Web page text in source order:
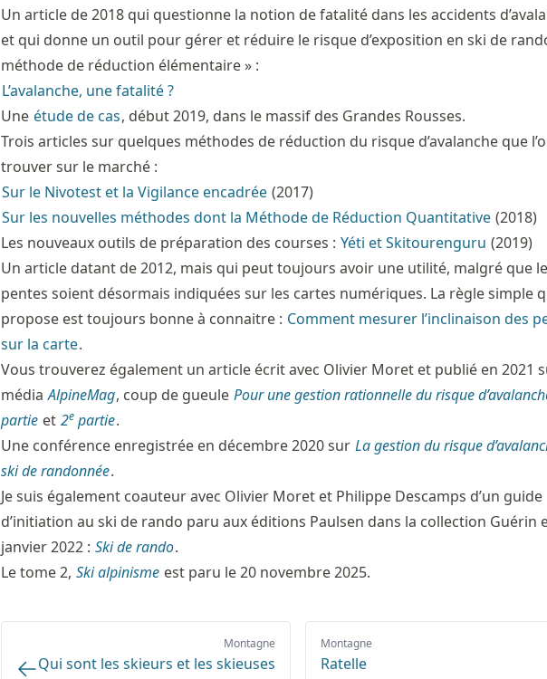
Un article de 2018 qui questionne la notion de fatalité dans les accidents
et qui donne un outil pour gérer et réduire le risque d’exposition en ski de
méthode de réduction élémentaire » :
L’avalanche, une fatalité ?
Une étude de cas, début 2019, dans le massif des Grandes Rousses.
Trois articles sur quelques méthodes de réduction du risque d’avalanche que
trouver sur le marché :
Sur le Nivotest et la Vigilance encadrée (2017)
Sur les nouvelles méthodes dont la Méthode de Réduction Quantitative (2018)
Les nouveaux outils de préparation des courses : Yéti et Skitourenguru (2019)
Un article datant de 2012, mais qui peut toujours avoir une utilité, malgré que
pentes soient désormais indiquées sur les cartes numériques. La règle simple
propose est toujours bonne à connaitre : Comment mesurer l’inclinaison des
sur la carte.
Vous trouverez également un article écrit avec Olivier Moret et publié en 2021
média AlpineMag, coup de gueule Pour une gestion rationnelle du risque
partie et 2e partie.
Une conférence enregistrée en décembre 2020 sur La gestion du risque
ski de randonnée.
Je suis également coauteur avec Olivier Moret et Philippe Descamps d’un guide
d’initiation au ski de rando paru aux éditions Paulsen dans la collection Guérin
janvier 2022 : Ski de rando.
Le tome 2, Ski alpinisme est paru le 20 novembre 2025.
Montagne
Qui sont les skieurs et les skieuses
Montagne
Ratelle